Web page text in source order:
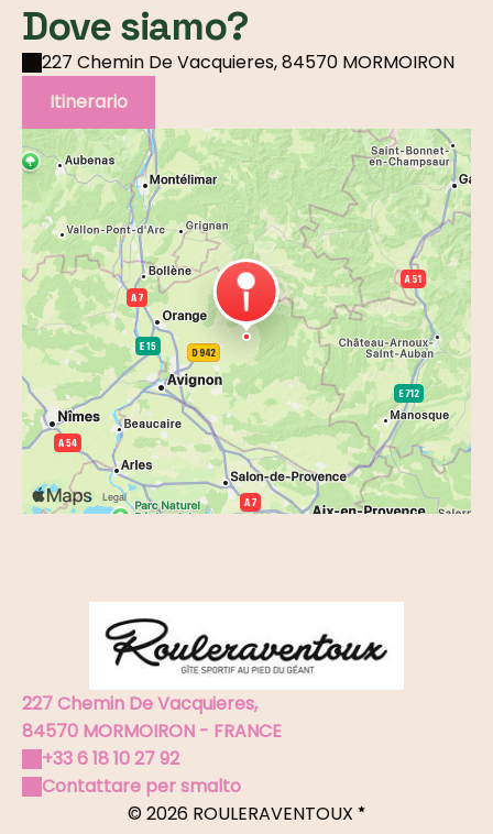
Dove siamo?
227 Chemin De Vacquieres, 84570 MORMOIRON
Itinerario
227 Chemin De Vacquieres,
84570 MORMOIRON - FRANCE
+33 6 18 10 27 92
Contattare per smalto
© 2026 ROULERAVENTOUX